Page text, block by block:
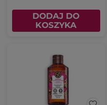
DODAJ DO
KOSZYKA